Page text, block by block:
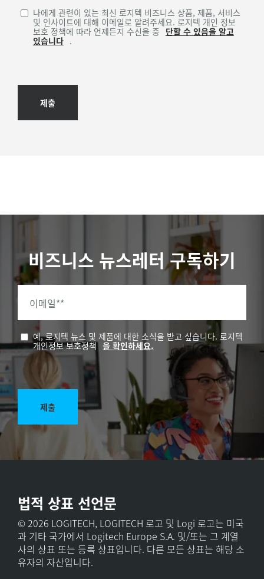
나에게 관련이 있는 최신 로지텍 비즈니스 상품, 제품, 서비스
및 인사이트에 대해 이메일로 알려주세요. 로지텍 개인 정보
보호 정책에 따라 언제든지 수신을 중 단할 수 있음을 알고
있습니다 .
제출
비즈니스 뉴스레터 구독하기
이메일**
예, 로지텍 뉴스 및 제품에 대한 소식을 받고 싶습니다. 로지텍
개인정보 보호정책 을 확인하세요.
제출
법적 상표 선언문
© 2026 LOGITECH, LOGITECH 로고 및 Logi 로고는 미국
과 기타 국가에서 Logitech Europe S.A. 및/또는 그 계열
사의 상표 또는 등록 상표입니다. 다른 모든 상표는 해당 소
유자의 자산입니다.